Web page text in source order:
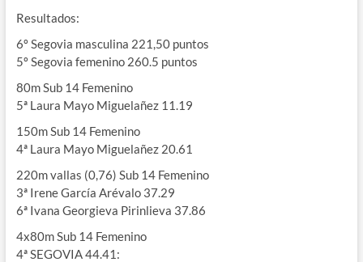
Resultados:
6º Segovia masculina 221,50 puntos
5º Segovia femenino 260.5 puntos
80m Sub 14 Femenino
5ª Laura Mayo Miguelañez 11.19
150m Sub 14 Femenino
4ª Laura Mayo Miguelañez 20.61
220m vallas (0,76) Sub 14 Femenino
3ª Irene García Arévalo 37.29
6ª Ivana Georgieva Pirinlieva 37.86
4x80m Sub 14 Femenino
4ª SEGOVIA 44.41: